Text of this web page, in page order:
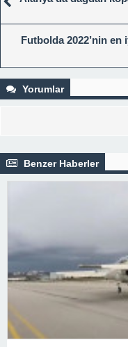
Futbolda 2022’nin
Yorumlar
Benzer Haberler